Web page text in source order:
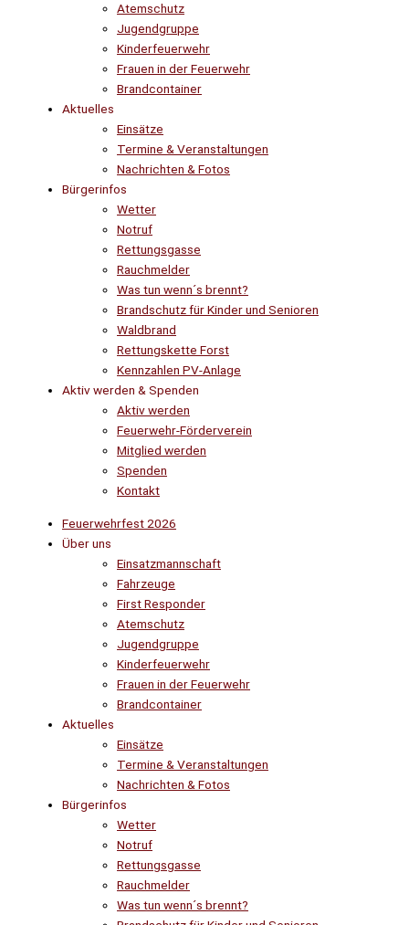
Atemschutz
Jugendgruppe
Kinderfeuerwehr
Frauen in der Feuerwehr
Brandcontainer
Aktuelles
Einsätze
Termine & Veranstaltungen
Nachrichten & Fotos
Bürgerinfos
Wetter
Notruf
Rettungsgasse
Rauchmelder
Was tun wenn´s brennt?
Brandschutz für Kinder und Senioren
Waldbrand
Rettungskette Forst
Kennzahlen PV-Anlage
Aktiv werden & Spenden
Aktiv werden
Feuerwehr-Förderverein
Mitglied werden
Spenden
Kontakt
Feuerwehrfest 2026
Über uns
Einsatzmannschaft
Fahrzeuge
First Responder
Atemschutz
Jugendgruppe
Kinderfeuerwehr
Frauen in der Feuerwehr
Brandcontainer
Aktuelles
Einsätze
Termine & Veranstaltungen
Nachrichten & Fotos
Bürgerinfos
Wetter
Notruf
Rettungsgasse
Rauchmelder
Was tun wenn´s brennt?